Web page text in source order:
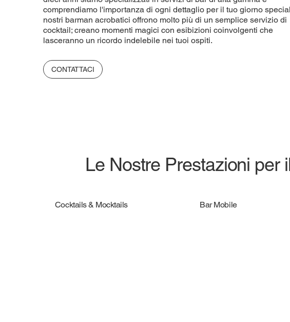
comprendiamo l'importanza di ogni dettaglio per il tuo giorno
nostri barman acrobatici offrono molto più di un semplice servizio di
cocktail; creano momenti magici con esibizioni coinvolgenti che
lasceranno un ricordo indelebile nei tuoi ospiti.
CONTATTACI
Le Nostre Prestazioni per
Cocktails & Mocktails Bar Mobile